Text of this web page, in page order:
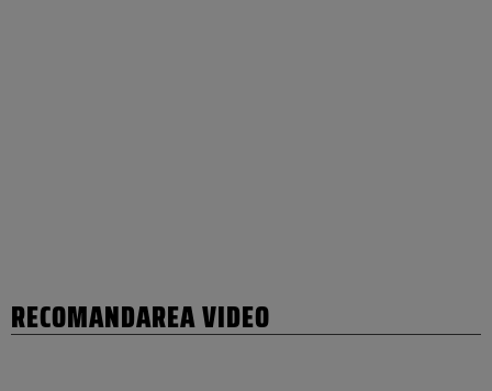
RECOMANDAREA VIDEO